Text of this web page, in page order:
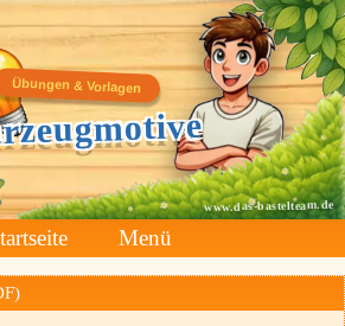
Übungen & Vorlagen
www.das-bastelteam.de
Menü